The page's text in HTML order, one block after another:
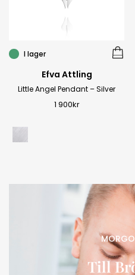
I lager
Efva Attling
Little Angel Pendant – Silver
1 900kr
Till